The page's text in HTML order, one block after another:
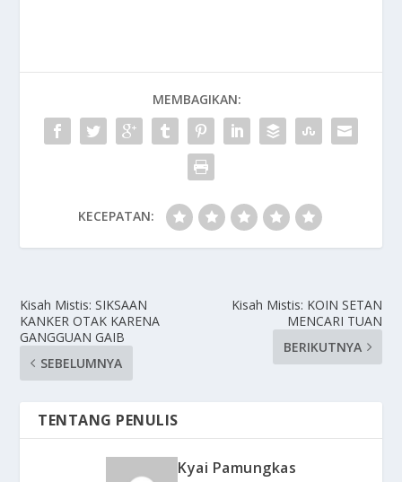
MEMBAGIKAN:
KECEPATAN:
Kisah Mistis: SIKSAAN
KANKER OTAK KARENA
GANGGUAN GAIB
SEBELUMNYA
Kisah Mistis: KOIN SETAN
MENCARI TUAN
BERIKUTNYA
TENTANG PENULIS
Kyai Pamungkas